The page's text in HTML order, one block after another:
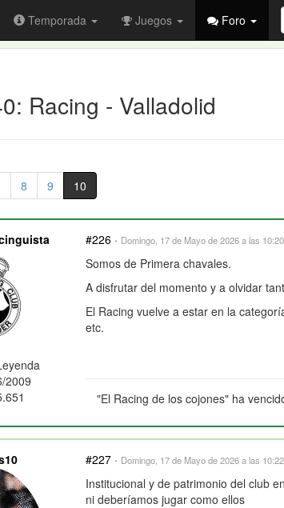
Temporada Juegos Foro
Racing - Valladolid
8 9 10
2009
#226 · Domingo, 17 de Mayo de 2026 a las 10:20
Somos de Primera chavales.
A disfrutar del momento y a olvidar
El Racing vuelve a estar en la
etc.
"El Racing de los cojones" ha
#227 · Domingo, 17 de Mayo de 2026 a las 10:22
Institucional y de patrimonio del club
ni deberíamos jugar como ellos